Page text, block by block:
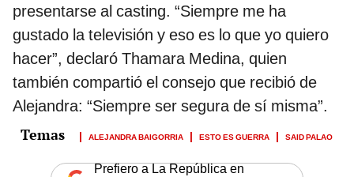
presentarse al casting. “Siempre me ha
gustado la televisión y eso es lo que yo quiero
hacer”, declaró Thamara Medina, quien
también compartió el consejo que recibió de
Alejandra: “Siempre ser segura de sí misma”.
ALEJANDRA BAIGORRIA ESTO ES GUERRA SAID PALAO
Prefiero a La República en